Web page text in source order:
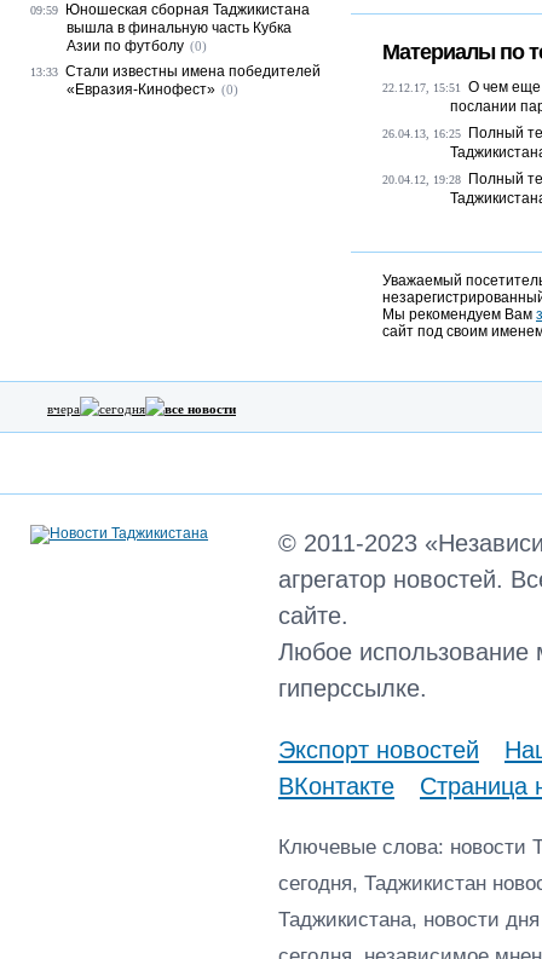
Материалы по
22.12.17, 15:51
О чем еще
послании
26.04.13, 16:25
Полный
20.04.12, 19:28
Полный
Уважаемый
Мы рекомендуем Вам
сайт под своим
09:59
Юношеская сборная Таджикистана
вышла в финальную часть Кубка
Азии по футболу (0)
13:33 Стали известны имена победителей
«Евразия-Кинофест» (0)
вчера сегодня все новости
© 2011-2023
агрегатор новостей.
сайте.
Любое использование
гиперссылке.
Экспорт новостей
ВКонтакте
Страница
Ключевые слова: новости
сегодня, Таджикистан
Таджикистана, новости